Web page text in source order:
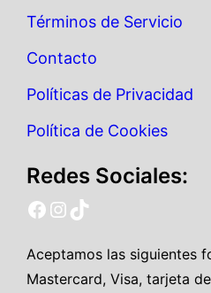
Términos de Servicio
Contacto
Políticas de Privacidad
Política de Cookies
Redes Sociales:
ecuadorpreguntas facebook ecuadorpreguntas instagram ecuadorpreguntas tiktok
Aceptamos las siguientes
Mastercard, Visa, tarjeta